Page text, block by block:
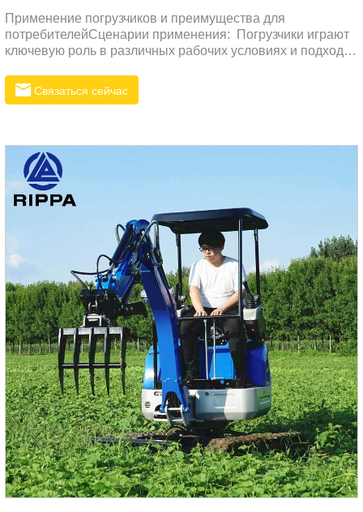
Применение погрузчиков и преимущества для
потребителейСценарии применения: Погрузчики играют
ключевую роль в различных рабочих условиях и подходят
сельскохозяйственных угодий, муниципальных
инженерных работ и погрузочно-разгрузочных работ в
материалов, обеспечивая высокую производительность
при погрузочно-разгрузочных и транспортировочных
операциях.Преимущества для потребителей**:1.
Связаться сейчас